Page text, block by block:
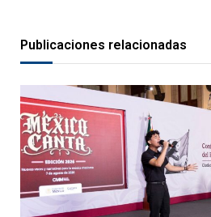
Publicaciones relacionadas